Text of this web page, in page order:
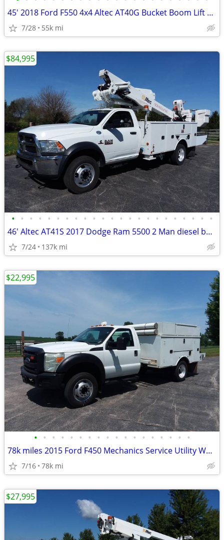
45' 2018 Ford F550 4x4 Altec AT40G Bucket Boom Lift Crane Truck 55k mi
7/28 55k mi
• • • • • • • • • • • • • • • • • • • • • • •
46' Altec AT41S 2017 Dodge Ram 5500 2 Man diesel bucket truck w/ jib
7/24 137k mi
$84,995
• • • • • • • • • • • • • • • • • •
78k miles 2015 Ford F450 Mechanics Service Utility Work Truck
7/16 78k mi
$22,995
$27,995